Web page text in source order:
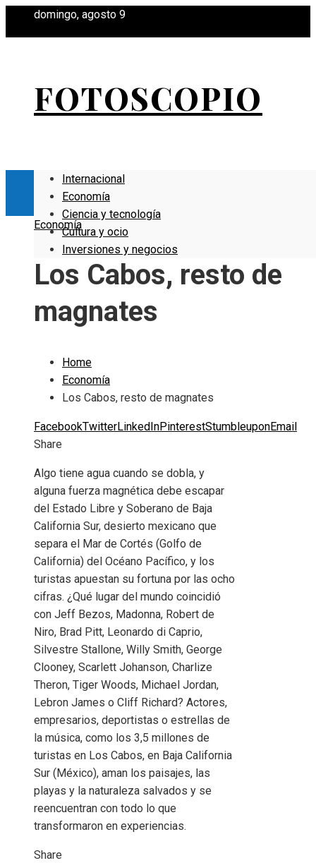
domingo, agosto 9
FOTOSCOPIO
Internacional
Economía
Ciencia y tecnología
Cultura y ocio
Inversiones y negocios
Economía
Los Cabos, resto de
magnates
Home
Economía
Los Cabos, resto de magnates
FacebookTwitterLinkedInPinterestStumbleuponEmail
Share
Algo tiene agua cuando se dobla, y
alguna fuerza magnética debe escapar
del Estado Libre y Soberano de Baja
California Sur, desierto mexicano que
separa el Mar de Cortés (Golfo de
California) del Océano Pacífico, y los
turistas apuestan su fortuna por las ocho
cifras. ¿Qué lugar del mundo coincidió
con Jeff Bezos, Madonna, Robert de
Niro, Brad Pitt, Leonardo di Caprio,
Silvestre Stallone, Willy Smith, George
Clooney, Scarlett Johanson, Charlize
Theron, Tiger Woods, Michael Jordan,
Lebron James o Cliff Richard? Actores,
empresarios, deportistas o estrellas de
la música, como los 3,5 millones de
turistas en Los Cabos, en Baja California
Sur (México), aman los paisajes, las
playas y la naturaleza salvados y se
reencuentran con todo lo que
transformaron en experiencias.
Share